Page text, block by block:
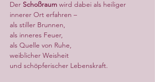
Der Schoßraum wird dabei als heiliger
innerer Ort erfahren –
als stiller Brunnen,
als inneres Feuer,
als Quelle von Ruhe,
weiblicher Weisheit
und schöpferischer Lebenskraft.